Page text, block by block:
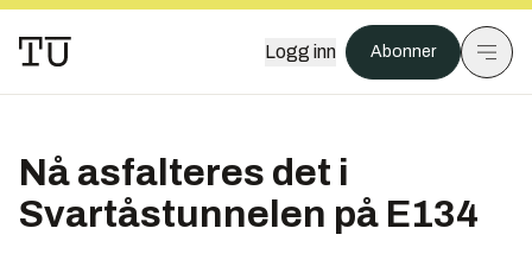
Logg inn Abonner
Nå asfalteres det i
Svartåstunnelen på E134